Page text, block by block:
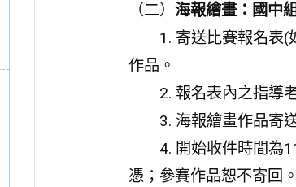
（二） 海報繪畫：國中
1. 寄送比賽報名表(如
作品。
2. 報名表內之指導老
3. 海報繪畫作品寄送
4. 開始收件時間為
憑；參賽作品恕不寄回。